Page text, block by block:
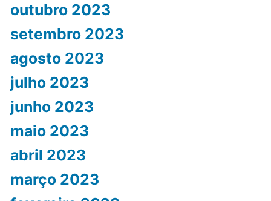
outubro 2023
setembro 2023
agosto 2023
julho 2023
junho 2023
maio 2023
abril 2023
março 2023